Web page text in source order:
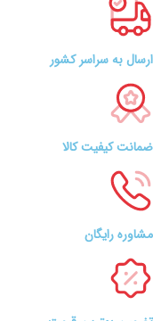
ارسال به سراسر کشور
ضمانت کیفیت کالا
مشاوره رایگان